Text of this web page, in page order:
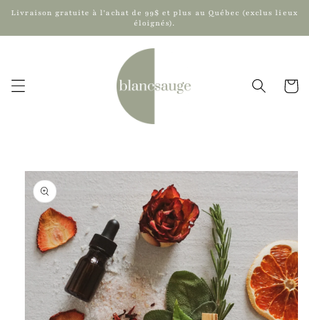
passer
Livraison gratuite à l'achat de 99$ et plus au Québec (exclus lieux
éloignés).
Panier
Passer aux
informations
produits